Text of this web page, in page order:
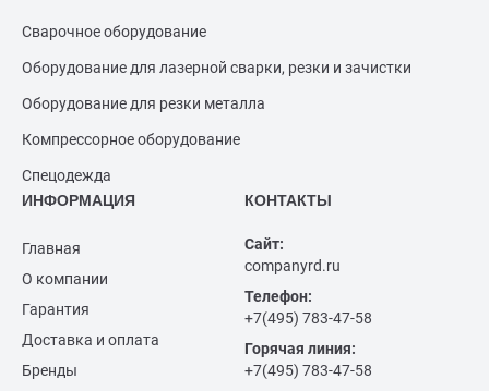
Сварочное оборудование
Оборудование для лазерной сварки, резки и зачистки
Оборудование для резки металла
Компрессорное оборудование
Спецодежда
ИНФОРМАЦИЯ
Главная
О компании
Гарантия
Доставка и оплата
Бренды
КОНТАКТЫ
Сайт:
companyrd.ru
Телефон:
+7(495) 783-47-58
Горячая линия:
+7(495) 783-47-58